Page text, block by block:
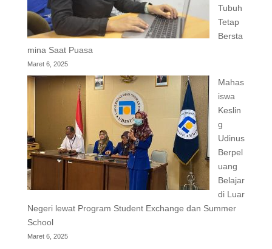
Tubuh
Tetap
Bersta
mina Saat Puasa
Maret 6, 2025
Mahas
iswa
Keslin
g
Udinus
Berpel
uang
Belajar
di Luar
Negeri lewat Program Student Exchange dan Summer
School
Maret 6, 2025